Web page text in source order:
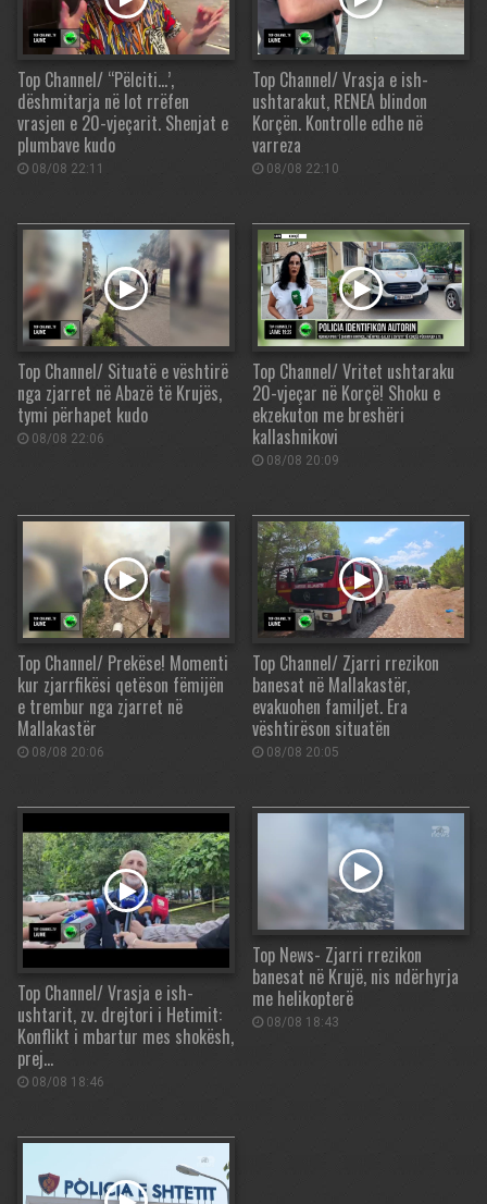
Top Channel/ “Pëlciti…’,
dëshmitarja në lot rrëfen
vrasjen e 20-vjeçarit. Shenjat e
plumbave kudo
08/08 22:11
Top Channel/ Vrasja e ish-
ushtarakut, RENEA blindon
Korçën. Kontrolle edhe në
varreza
08/08 22:10
Top Channel/ Situatë e vështirë
nga zjarret në Abazë të Krujës,
tymi përhapet kudo
08/08 22:06
Top Channel/ Vritet ushtaraku
20-vjeçar në Korçë! Shoku e
ekzekuton me breshëri
kallashnikovi
08/08 20:09
Top Channel/ Prekëse! Momenti
kur zjarrfikësi qetëson fëmijën
e trembur nga zjarret në
Mallakastër
08/08 20:06
Top Channel/ Zjarri rrezikon
banesat në Mallakastër,
evakuohen familjet. Era
vështirëson situatën
08/08 20:05
Top Channel/ Vrasja e ish-
ushtarit, zv. drejtori i Hetimit:
Konflikt i mbartur mes shokësh,
prej…
08/08 18:46
Top News- Zjarri rrezikon
banesat në Krujë, nis ndërhyrja
me helikopterë
08/08 18:43